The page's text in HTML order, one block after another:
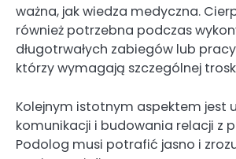
ważna, jak wiedza medyczna.
również potrzebna podczas
długotrwałych zabiegów lub
którzy wymagają szczególnej
Kolejnym istotnym aspektem jest
komunikacji i budowania relacji z
Podolog musi potrafić jasno i